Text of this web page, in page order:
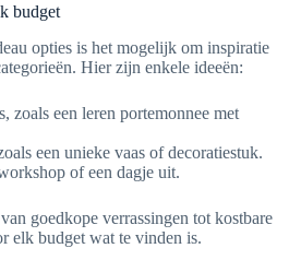
budget
opties is het mogelijk om inspiratie
Hier zijn enkele ideeën:
zoals een leren portemonnee met
een unieke vaas of decoratiestuk.
of een dagje uit.
goedkope verrassingen tot kostbare
elk budget wat te vinden is.